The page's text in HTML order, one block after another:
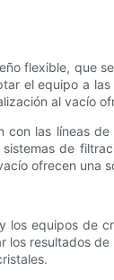
flexible, que
el equipo a
al vacío
las líneas
de
ofrecen
equipos de
resultados